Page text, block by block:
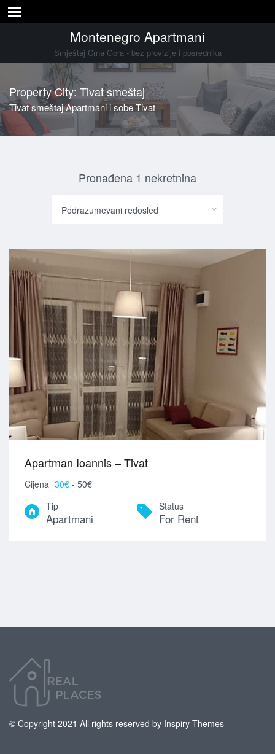
Montenegro Apartmani
Smještaj Crna Gora - bez provizije i posrednika
Property City: Tivat smeštaj
Tivat smeštaj Apartmani i sobe Tivat
Pronađena 1 nekretnina
Podrazumevani redosled
Apartman Ioannis – Tivat
Cijena 30€ - 50€
Tip
Apartmani
Status
For Rent
© Copyright 2021 All rights reserved by Inspiry Themes